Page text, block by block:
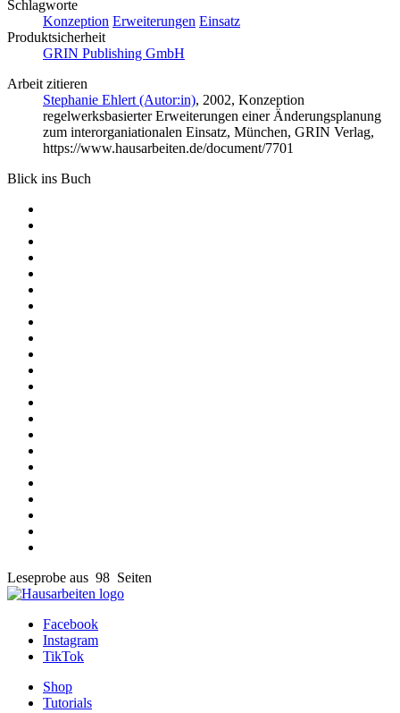
Schlagworte
Konzeption Erweiterungen Einsatz
Produktsicherheit
GRIN Publishing GmbH
Arbeit zitieren
Stephanie Ehlert (Autor:in), 2002, Konzeption
regelwerksbasierter Erweiterungen einer Änderungsplanung
zum interorganiationalen Einsatz, München, GRIN Verlag,
https://www.hausarbeiten.de/document/7701
Blick ins Buch
Leseprobe aus 98 Seiten
Facebook
Instagram
TikTok
Shop
Tutorials